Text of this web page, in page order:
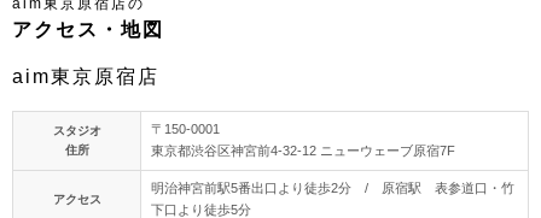
アクセス/TEL スタジオトップ
こだわりポイント
アクセス・地図
aim東京原宿店
スタジオ
住所
〒150-0001
東京都渋谷区神宮前4-32-12 ニューウェーブ原宿7F
アクセス
明治神宮前駅5番出口より徒歩2分 / 原宿駅 表参道口・竹
下口より徒歩5分